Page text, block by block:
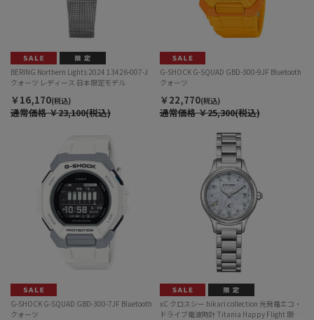
BERING Northern Lights 2024 13426-007-J
クォーツ レディース 日本限定モデル
￥16,170(税込)
通常価格￥23,100(税込)
G-SHOCK G-SQUAD GBD-300-9JF Bluetooth
クォーツ
￥22,770(税込)
通常価格￥25,300(税込)
G-SHOCK G-SQUAD GBD-300-7JF Bluetooth
クォーツ
xC クロスシー hikari collection 光発電エコ・
ドライブ電波時計 Titania Happy Flight 限定